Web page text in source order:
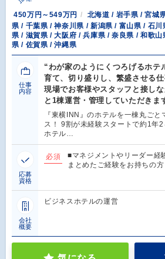
450万円～549万円
北海道 / 岩手県 / 宮城
県 / 千葉県 / 神奈川県 / 新潟県 / 富山県 / 石
県 / 滋賀県 / 大阪府 / 兵庫県 / 奈良県 / 和歌山
県 / 佐賀県 / 沖縄県
仕事
内容
“わが家のようにくつろげるホテ
育て、切り盛りし、繁盛させる
現場でお客様やスタッフと接し
と1棟運営・管理していただきま
『東横INN』のホテルを一棟丸ご
ス！ 9割が未経験スタートで約1年2
ホテル…
応募
資格
必須
■マネジメントやリーダー経
まとめたご経験をお持ちの
会社
概要
ビジネスホテルの運営